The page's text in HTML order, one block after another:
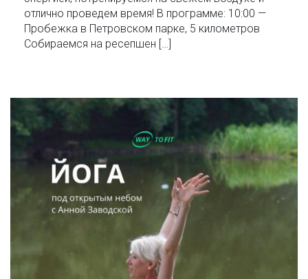
отлично проведем время! В программе: 10:00 —
Пробежка в Петровском парке, 5 километров
Собираемся на ресепшен […]